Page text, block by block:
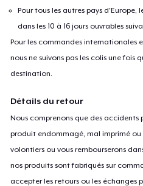
Pour tous les autres pays
dans les 10 à 16 jours ouvrables
Pour les commandes internationales
nous ne suivons pas les colis une fois
destination.
Détails du retour
Nous comprenons que des accidents
produit endommagé, mal imprimé
volontiers ou vous rembourserons
nos produits sont fabriqués sur
accepter les retours ou les échanges